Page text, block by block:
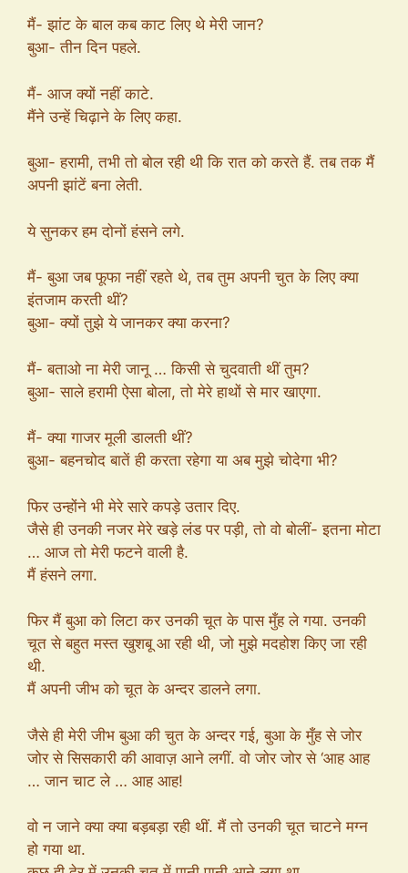
मैं- झांट के बाल कब काट लिए थे मेरी जान?
बुआ- तीन दिन पहले.
मैं- आज क्यों नहीं काटे.
मैंने उन्हें चिढ़ाने के लिए कहा.
बुआ- हरामी, तभी तो बोल रही थी कि रात को करते हैं. तब तक मैं
अपनी झांटें बना लेती.
ये सुनकर हम दोनों हंसने लगे.
मैं- बुआ जब फूफा नहीं रहते थे, तब तुम अपनी चुत के लिए क्या
इंतजाम करती थीं?
बुआ- क्यों तुझे ये जानकर क्या करना?
मैं- बताओ ना मेरी जानू … किसी से चुदवाती थीं तुम?
बुआ- साले हरामी ऐसा बोला, तो मेरे हाथों से मार खाएगा.
मैं- क्या गाजर मूली डालती थीं?
बुआ- बहनचोद बातें ही करता रहेगा या अब मुझे चोदेगा भी?
फिर उन्होंने भी मेरे सारे कपड़े उतार दिए.
जैसे ही उनकी नजर मेरे खड़े लंड पर पड़ी, तो वो बोलीं- इतना मोटा
… आज तो मेरी फटने वाली है.
मैं हंसने लगा.
फिर मैं बुआ को लिटा कर उनकी चूत के पास मुँह ले गया. उनकी
चूत से बहुत मस्त खुशबू आ रही थी, जो मुझे मदहोश किए जा रही
थी.
मैं अपनी जीभ को चूत के अन्दर डालने लगा.
जैसे ही मेरी जीभ बुआ की चुत के अन्दर गई, बुआ के मुँह से जोर
जोर से सिसकारी की आवाज़ आने लगीं. वो जोर जोर से ‘आह आह
… जान चाट ले … आह आह!
वो न जाने क्या क्या बड़बड़ा रही थीं. मैं तो उनकी चूत चाटने मग्न
हो गया था.